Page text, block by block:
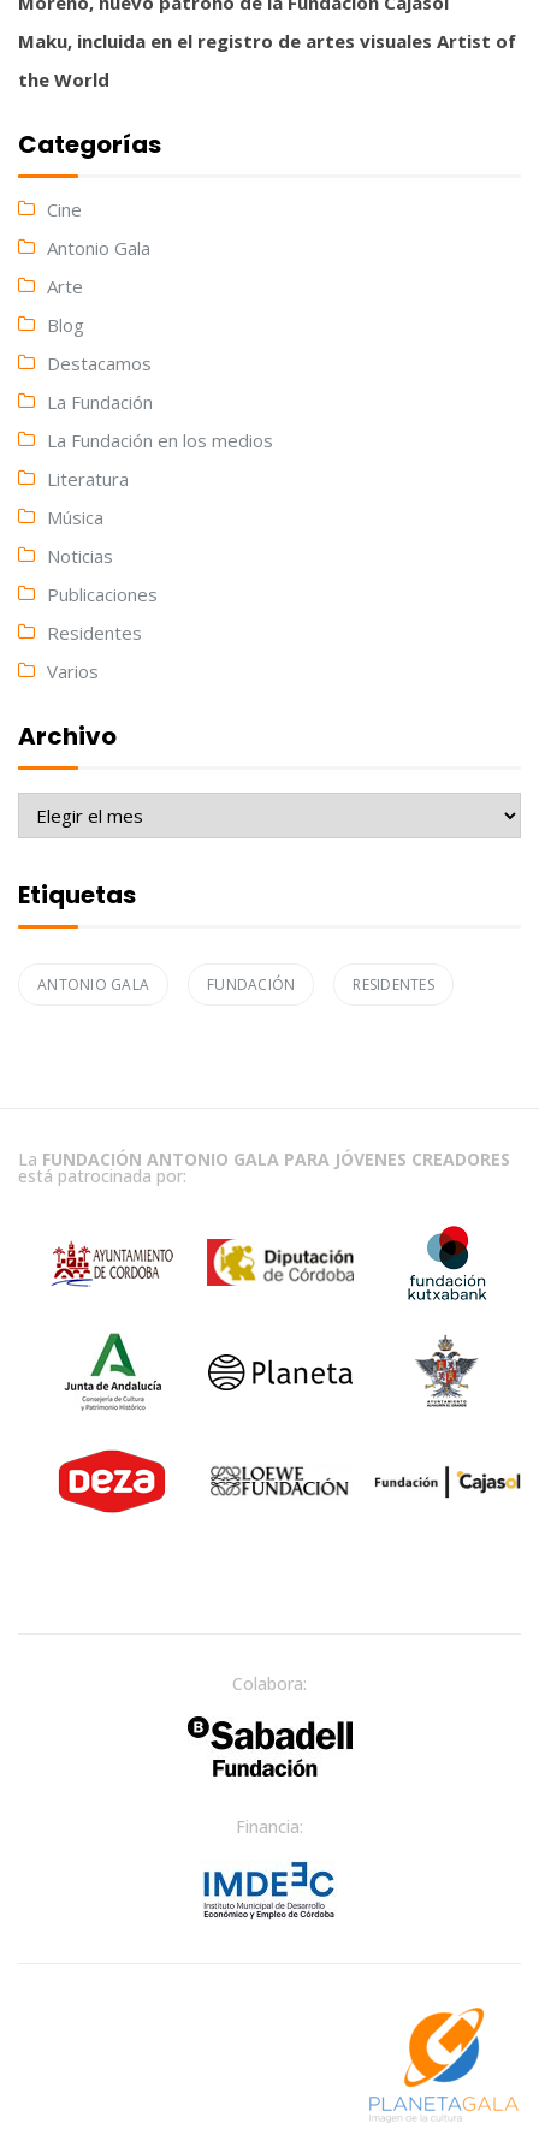
Maku, incluida en el registro de artes visuales Artist of
the World
Categorías
Cine
Antonio Gala
Arte
Blog
Destacamos
La Fundación
La Fundación en los medios
Literatura
Música
Noticias
Publicaciones
Residentes
Varios
Archivo
Archivo
Etiquetas
ANTONIO GALA FUNDACIÓN RESIDENTES
La FUNDACIÓN ANTONIO GALA PARA JÓVENES CREADORES
está patrocinada por:
Colabora:
Financia: